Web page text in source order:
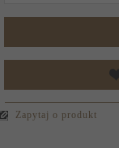
Zapytaj o produkt